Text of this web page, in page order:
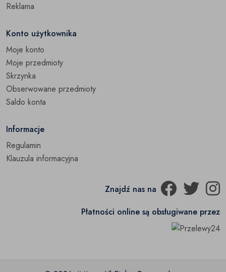
Reklama
Konto użytkownika
Moje konto
Moje przedmioty
Skrzynka
Obserwowane przedmioty
Saldo konta
Informacje
Regulamin
Klauzula informacyjna
Znajdź nas na
Płatności online są obsługiwane przez